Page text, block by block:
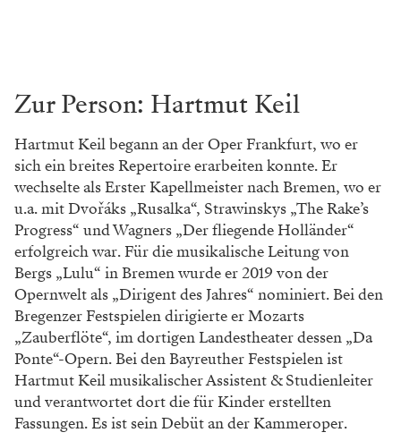
Zur Person: Hartmut Keil
Hartmut Keil begann an der Oper Frankfurt, wo er
sich ein breites Repertoire erarbeiten konnte. Er
wechselte als Erster Kapellmeister nach Bremen, wo er
u.a. mit Dvořáks „Rusalka“, Strawinskys „The Rake’s
Progress“ und Wagners „Der fliegende Holländer“
erfolgreich war. Für die musikalische Leitung von
Bergs „Lulu“ in Bremen wurde er 2019 von der
Opernwelt als „Dirigent des Jahres“ nominiert. Bei den
Bregenzer Festspielen dirigierte er Mozarts
„Zauberflöte“, im dortigen Landestheater dessen „Da
Ponte“-Opern. Bei den Bayreuther Festspielen ist
Hartmut Keil musikalischer Assistent & Studienleiter
und verantwortet dort die für Kinder erstellten
Fassungen. Es ist sein Debüt an der Kammeroper.